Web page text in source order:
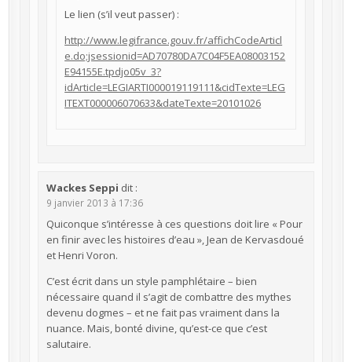
Le lien (s’il veut passer) :
http://www.legifrance.gouv.fr/affichCodeArticl
e.do;jsessionid=AD70780DA7C04F5EA08003152
E94155E.tpdjo05v_3?
idArticle=LEGIARTI000019119111&cidTexte=LEG
ITEXT000006070633&dateTexte=20101026
Wackes Seppi dit :
9 janvier 2013 à 17:36
Quiconque s’intéresse à ces questions doit lire « Pour
en finir avec les histoires d’eau », Jean de Kervasdoué
et Henri Voron.
C’est écrit dans un style pamphlétaire – bien
nécessaire quand il s’agit de combattre des mythes
devenu dogmes – et ne fait pas vraiment dans la
nuance. Mais, bonté divine, qu’est-ce que c’est
salutaire.